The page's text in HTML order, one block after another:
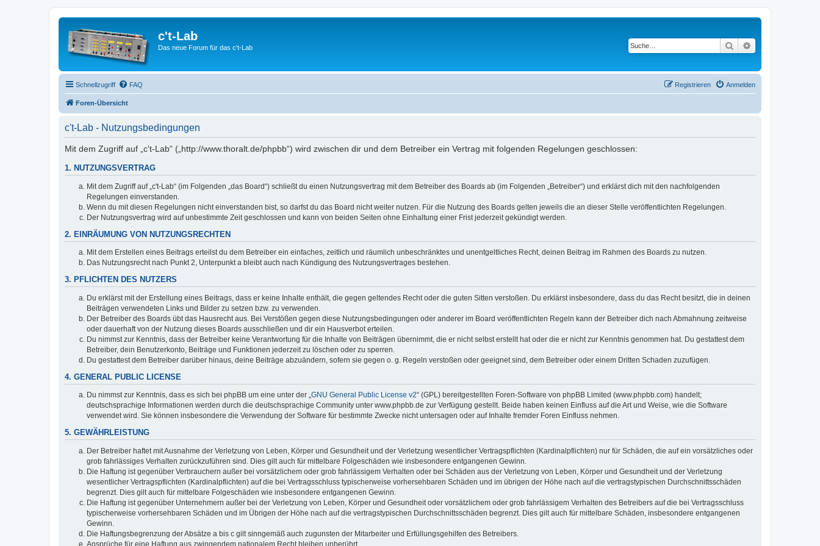
c't-Lab
Das neue Forum für das c't-Lab Suche
Schnellzugriff FAQ Anmelden
Registrieren
Foren-Übersicht
c't-Lab - Nutzungsbedingungen
Mit dem Zugriff auf „c't-Lab“ („http://www.thoralt.de/phpbb“) wird zwischen dir und dem Betreiber ein Vertrag mit folgenden Regelungen geschlossen:
1. NUTZUNGSVERTRAG
Mit dem Zugriff auf „c't-Lab“ (im Folgenden „das Board“) schließt du einen Nutzungsvertrag mit dem Betreiber des Boards ab (im Folgenden „Betreiber“) und erklärst dich mit den nachfolgenden
Regelungen einverstanden.
Wenn du mit diesen Regelungen nicht einverstanden bist, so darfst du das Board nicht weiter nutzen. Für die Nutzung des Boards gelten jeweils die an dieser Stelle veröffentlichten Regelungen.
Der Nutzungsvertrag wird auf unbestimmte Zeit geschlossen und kann von beiden Seiten ohne Einhaltung einer Frist jederzeit gekündigt werden.
2. EINRÄUMUNG VON NUTZUNGSRECHTEN
Mit dem Erstellen eines Beitrags erteilst du dem Betreiber ein einfaches, zeitlich und räumlich unbeschränktes und unentgeltliches Recht, deinen Beitrag im Rahmen des Boards zu nutzen.
Das Nutzungsrecht nach Punkt 2, Unterpunkt a bleibt auch nach Kündigung des Nutzungsvertrages bestehen.
3. PFLICHTEN DES NUTZERS
Du erklärst mit der Erstellung eines Beitrags, dass er keine Inhalte enthält, die gegen geltendes Recht oder die guten Sitten verstoßen. Du erklärst insbesondere, dass du das Recht besitzt, die in deinen
Beiträgen verwendeten Links und Bilder zu setzen bzw. zu verwenden.
Der Betreiber des Boards übt das Hausrecht aus. Bei Verstößen gegen diese Nutzungsbedingungen oder anderer im Board veröffentlichten Regeln kann der Betreiber dich nach Abmahnung zeitweise
oder dauerhaft von der Nutzung dieses Boards ausschließen und dir ein Hausverbot erteilen.
Du nimmst zur Kenntnis, dass der Betreiber keine Verantwortung für die Inhalte von Beiträgen übernimmt, die er nicht selbst erstellt hat oder die er nicht zur Kenntnis genommen hat. Du gestattest dem
Betreiber, dein Benutzerkonto, Beiträge und Funktionen jederzeit zu löschen oder zu sperren.
Du gestattest dem Betreiber darüber hinaus, deine Beiträge abzuändern, sofern sie gegen o. g. Regeln verstoßen oder geeignet sind, dem Betreiber oder einem Dritten Schaden zuzufügen.
4. GENERAL PUBLIC LICENSE
Du nimmst zur Kenntnis, dass es sich bei phpBB um eine unter der „GNU General Public License v2“ (GPL) bereitgestellten Foren-Software von phpBB Limited (www.phpbb.com) handelt;
deutschsprachige Informationen werden durch die deutschsprachige Community unter www.phpbb.de zur Verfügung gestellt. Beide haben keinen Einfluss auf die Art und Weise, wie die Software
verwendet wird. Sie können insbesondere die Verwendung der Software für bestimmte Zwecke nicht untersagen oder auf Inhalte fremder Foren Einfluss nehmen.
5. GEWÄHRLEISTUNG
Der Betreiber haftet mit Ausnahme der Verletzung von Leben, Körper und Gesundheit und der Verletzung wesentlicher Vertragspflichten (Kardinalpflichten) nur für Schäden, die auf ein vorsätzliches oder
grob fahrlässiges Verhalten zurückzuführen sind. Dies gilt auch für mittelbare Folgeschäden wie insbesondere entgangenen Gewinn.
Die Haftung ist gegenüber Verbrauchern außer bei vorsätzlichem oder grob fahrlässigem Verhalten oder bei Schäden aus der Verletzung von Leben, Körper und Gesundheit und der Verletzung
wesentlicher Vertragspflichten (Kardinalpflichten) auf die bei Vertragsschluss typischerweise vorhersehbaren Schäden und im übrigen der Höhe nach auf die vertragstypischen Durchschnittsschäden
begrenzt. Dies gilt auch für mittelbare Folgeschäden wie insbesondere entgangenen Gewinn.
Die Haftung ist gegenüber Unternehmern außer bei der Verletzung von Leben, Körper und Gesundheit oder vorsätzlichem oder grob fahrlässigem Verhalten des Betreibers auf die bei Vertragsschluss
typischerweise vorhersehbaren Schäden und im Übrigen der Höhe nach auf die vertragstypischen Durchschnittsschäden begrenzt. Dies gilt auch für mittelbare Schäden, insbesondere entgangenen
Gewinn.
Die Haftungsbegrenzung der Absätze a bis c gilt sinngemäß auch zugunsten der Mitarbeiter und Erfüllungsgehilfen des Betreibers.
Ansprüche für eine Haftung aus zwingendem nationalem Recht bleiben unberührt.